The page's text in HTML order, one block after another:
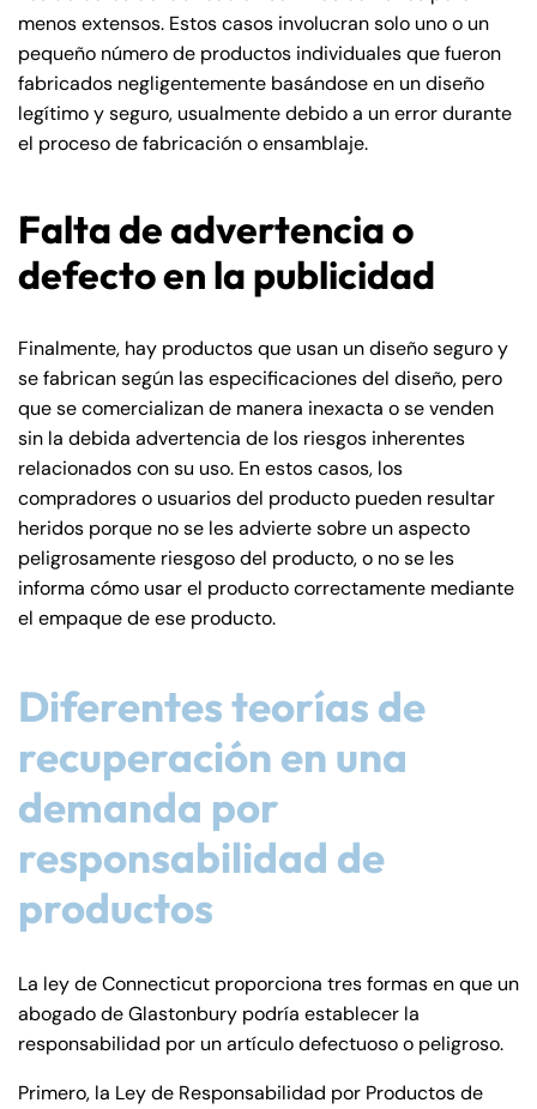
menos extensos. Estos casos involucran solo uno o un
pequeño número de productos individuales que fueron
fabricados negligentemente basándose en un diseño
legítimo y seguro, usualmente debido a un error durante
el proceso de fabricación o ensamblaje.
Falta de advertencia o
defecto en la publicidad
Finalmente, hay productos que usan un diseño seguro y
se fabrican según las especificaciones del diseño, pero
que se comercializan de manera inexacta o se venden
sin la debida advertencia de los riesgos inherentes
relacionados con su uso. En estos casos, los
compradores o usuarios del producto pueden resultar
heridos porque no se les advierte sobre un aspecto
peligrosamente riesgoso del producto, o no se les
informa cómo usar el producto correctamente mediante
el empaque de ese producto.
Diferentes teorías de
recuperación en una
demanda por
responsabilidad de
productos
La ley de Connecticut proporciona tres formas en que un
abogado de Glastonbury podría establecer la
responsabilidad por un artículo defectuoso o peligroso.
Primero, la Ley de Responsabilidad por Productos de